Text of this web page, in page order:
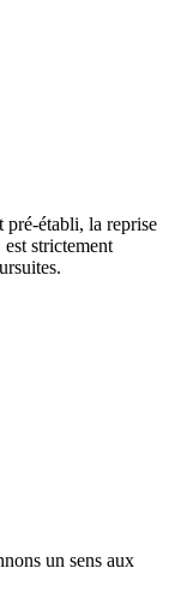
pré-établi, la reprise
strictement
un sens aux